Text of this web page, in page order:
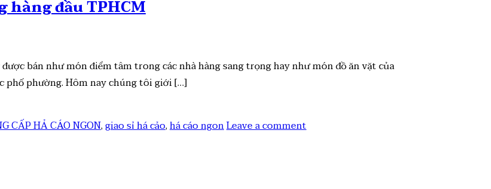
đầu TPHCM
bán như món điểm tâm trong các nhà hàng sang trọng hay như món đồ ăn vặt của
phố phường. Hôm nay chúng tôi giới […]
CẤP HẢ CÁO NGON,giao sỉ há cảo,há cáo ngonLeave a comment